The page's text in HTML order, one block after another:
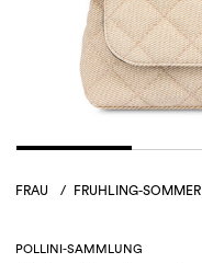
FRAU / FRUHLING-SOMMER
POLLINI-SAMMLUNG